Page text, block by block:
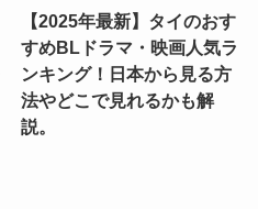
【2025年最新】タイのおす
すめBLドラマ・映画人気ラ
ンキング！日本から見る方
法やどこで見れるかも解
説。